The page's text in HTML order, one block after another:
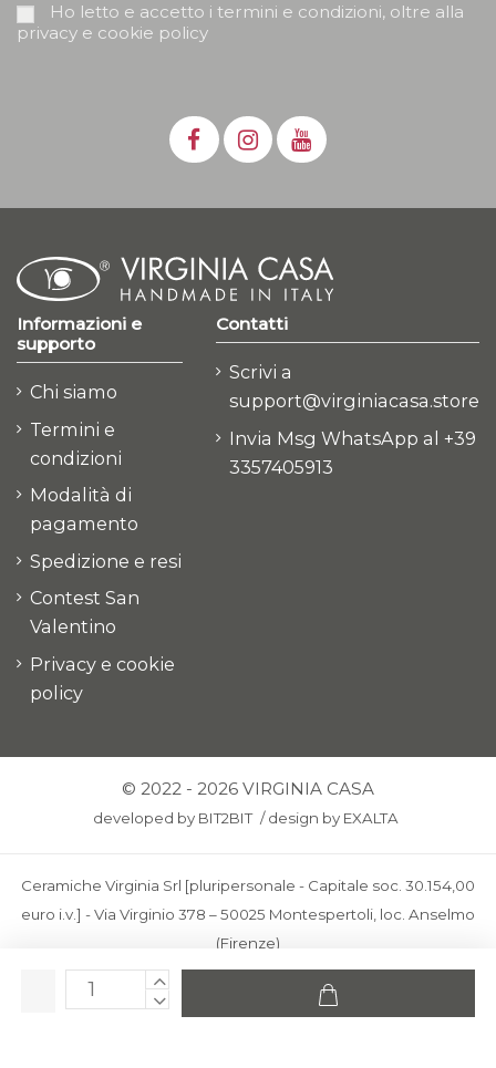
Ho letto e accetto i termini e condizioni, oltre alla
privacy e cookie policy
Informazioni e
supporto
Chi siamo
Termini e
condizioni
Modalità di
pagamento
Spedizione e resi
Contest San
Valentino
Privacy e cookie
policy
Contatti
Scrivi a
support@virginiacasa.store
Invia Msg WhatsApp al +39
3357405913
© 2022 - 2026 VIRGINIA CASA
developed by BIT2BIT /design by EXALTA
Ceramiche Virginia Srl [pluripersonale - Capitale soc. 30.154,00
euro i.v.] - Via Virginio 378 – 50025 Montespertoli, loc. Anselmo
(Firenze)
C.F. e P.IVA: IT00436100481 - REA: FI-227733 - PEC:
ceramichevirginia@pec.it